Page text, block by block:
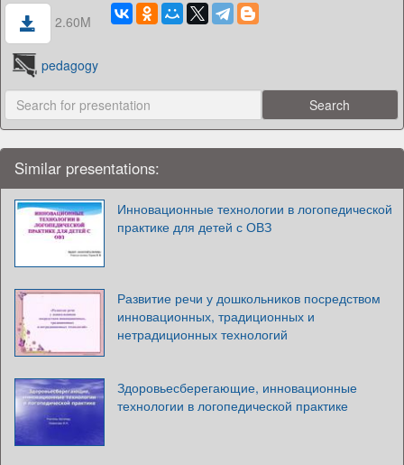
2.60M
pedagogy
Similar presentations:
Инновационные технологии в логопедической
практике для детей с ОВЗ
Развитие речи у дошкольников посредством
инновационных, традиционных и
нетрадиционных технологий
Здоровьесберегающие, инновационные
технологии в логопедической практике